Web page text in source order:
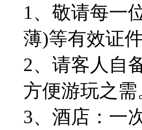
1、敬请每一
薄)等有效证
2、请客人自
方便游玩之需
3、酒店：一